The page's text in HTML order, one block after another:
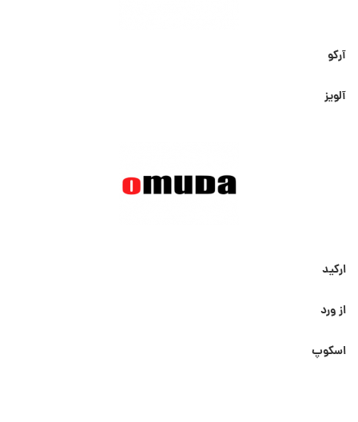
آرکو
آلویز
ارکید
از ورد
اسکوپ